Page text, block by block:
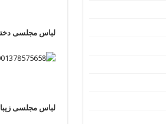
لباس مجلسی
لباس مجلسی زیبای